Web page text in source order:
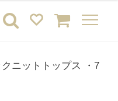
ニットトップス ・7